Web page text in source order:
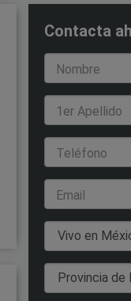
Contacta
Nombre
1er Apellido
Teléfono
Email
País de
Provincia de